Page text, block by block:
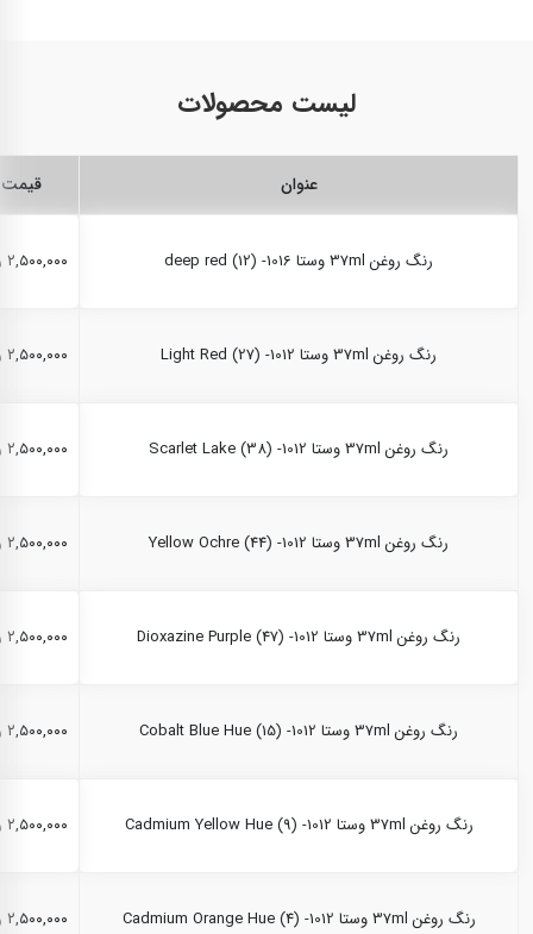
لیست محصولات
عنوان قیمت
رنگ روغن 37ml وستا deep red (12) -1016 ۲,۵۰۰,۰۰۰ ریال
رنگ روغن 37ml وستا Light Red (27) -1012 ۲,۵۰۰,۰۰۰ ریال
رنگ روغن 37ml وستا Scarlet Lake (38) -1012 ۲,۵۰۰,۰۰۰ ریال
رنگ روغن 37ml وستا Yellow Ochre (44) -1012 ۲,۵۰۰,۰۰۰ ریال
رنگ روغن 37ml وستا Dioxazine Purple (47) -1012 ۲,۵۰۰,۰۰۰ ریال
رنگ روغن 37ml وستا Cobalt Blue Hue (15) -1012 ۲,۵۰۰,۰۰۰ ریال
رنگ روغن 37ml وستا Cadmium Yellow Hue (9) -1012 ۲,۵۰۰,۰۰۰ ریال
رنگ روغن 37ml وستا Cadmium Orange Hue (4) -1012 ۲,۵۰۰,۰۰۰ ریال